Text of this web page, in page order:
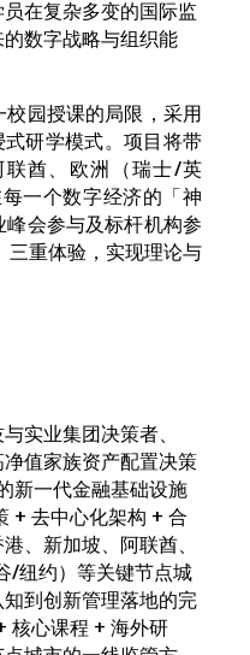
在复杂多变的国际监
数字战略与组织能
园授课的局限，采用
式研学模式。项目将带
酋、欧洲（瑞士/英
一个数字经济的「神
会参与及标杆机构参
三重体验，实现理论与
实业集团决策者、
值家族资产配置决策
新一代金融基础设施
+ 去中心化架构 + 合
、新加坡、阿联酋、
/纽约）等关键节点城
到创新管理落地的完
核心课程 + 海外研